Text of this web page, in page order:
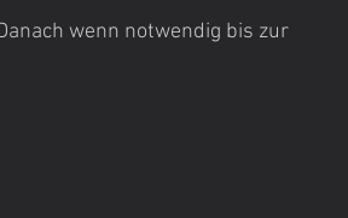
wenn notwendig bis zur